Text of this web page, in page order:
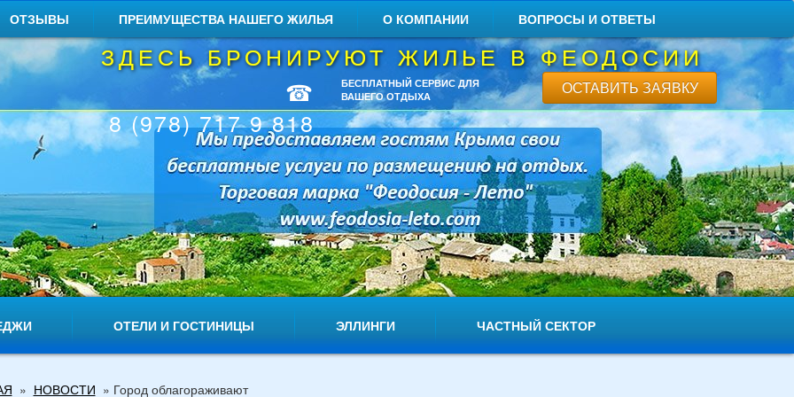
ОТЗЫВЫ ПРЕИМУЩЕСТВА НАШЕГО ЖИЛЬЯ О КОМПАНИИ ВОПРОСЫ И ОТВЕТЫ
ЗДЕСЬ БРОНИРУЮТ ЖИЛЬЕ В ФЕОДОСИИ
☎
8 (978) 717 9 818
БЕСПЛАТНЫЙ СЕРВИС ДЛЯ
ВАШЕГО ОТДЫХА
ОСТАВИТЬ ЗАЯВКУ
ОТЕЛИ И ГОСТИНИЦЫ ЭЛЛИНГИ ЧАСТНЫЙ СЕКТОР
» НОВОСТИ » Город облагораживают